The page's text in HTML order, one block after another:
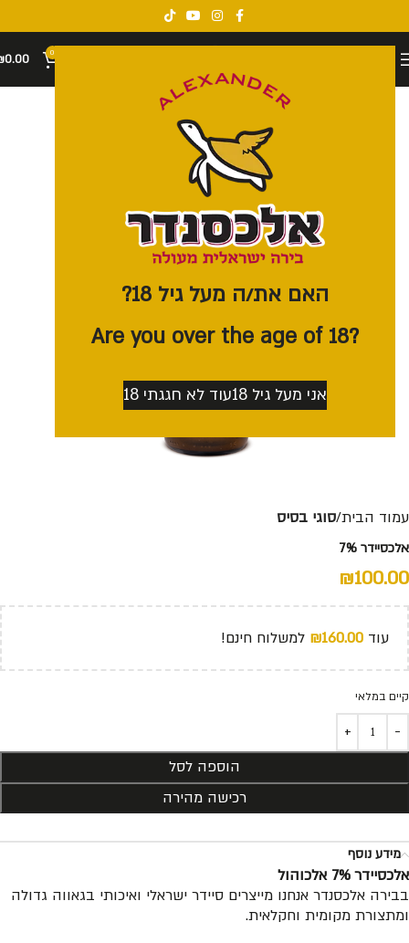
האם את/ה מעל גיל 18?
?Are you over the age of 18
אני מעל גיל 18 עוד לא חגגתי 18
0
0.00
עמוד הבית סוגי בסיס
אלכסיידר 7%
₪100.00
עוד ₪160.00 למשלוח חינם!
קיים במלאי
הוספה לסל
רכישה מהירה
מידע נוסף
אלכסיידר 7% אלכוהול
בבירה אלכסנדר אנחנו מייצרים סיידר ישראלי ואיכותי בגאווה גדולה
ומתצורת מקומית וחקלאית.